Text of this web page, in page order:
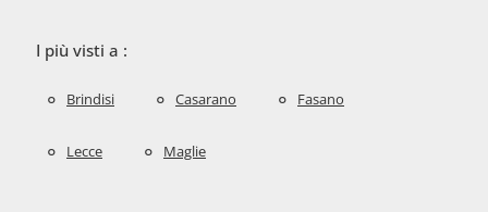
I più visti a :
Brindisi Casarano Fasano
Lecce Maglie